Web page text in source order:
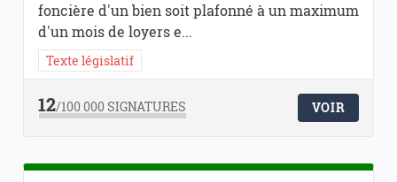
foncière d'un bien soit plafonné à un maximum
d'un mois de loyers e...
Texte législatif
12/100 000SIGNATURES VOIR